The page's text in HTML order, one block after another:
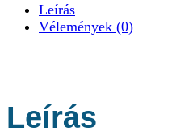
Leírás
Vélemények (0)
Leírás